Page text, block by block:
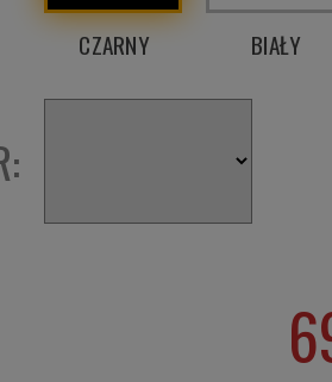
CZARNY BIAŁY